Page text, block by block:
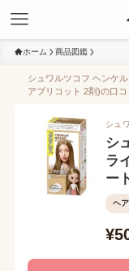
ホーム 商品図鑑
シュワルツコフ ヘンケ
アプリコット 2剤)の口
シュ
シ
ラ
ー
ヘ